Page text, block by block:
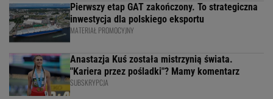
Pierwszy etap GAT zakończony. To strategiczna
inwestycja dla polskiego eksportu
MATERIAŁ PROMOCYJNY
Anastazja Kuś została mistrzynią świata.
"Kariera przez pośladki"? Mamy komentarz
SUBSKRYPCJA